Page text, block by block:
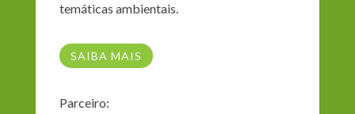
temáticas ambientais.
SAIBA MAIS
Parceiro: